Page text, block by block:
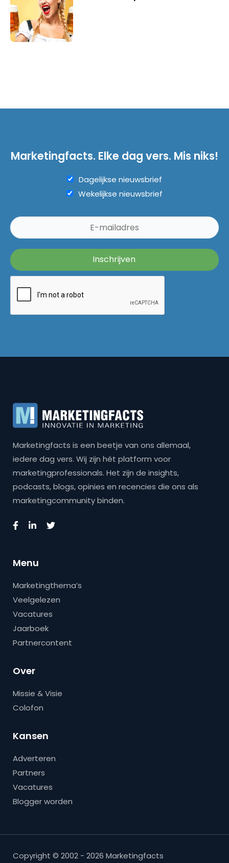
Marketingfacts. Elke dag vers. Mis niks!
Dagelijkse nieuwsbrief
Wekelijkse nieuwsbrief
Marketingfacts is een beetje van ons allemaal,
iedere dag vers. Wij zijn hét platform voor
marketingprofessionals. Het zijn de insights,
podcasts, blogs, opinies en recencies die ons als
marketingcommunity binden.
Menu
Marketingthema’s
Veelgelezen
Vacatures
Jaarboek
Partnercontent
Over
Missie & Visie
Colofon
Kansen
Adverteren
Partners
Vacatures
Blogger worden
Copyright © 2002 - 2026 Marketingfacts